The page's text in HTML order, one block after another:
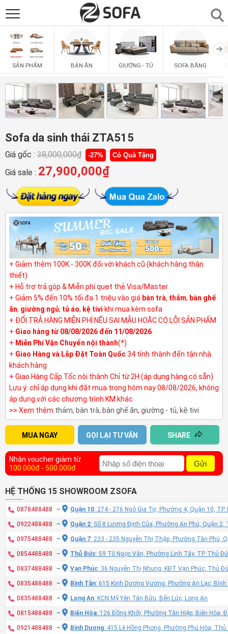
SẢN PHẨM
SOFAS
PHÒNG ĂN ▼
PHÒNG NGỦ
PHÒNG KHÁCH
LIÊN HỆ
SẢN PHẨM BÀN ĂN GIƯỜNG - TỦ SOFA BĂNG
Sofa da sinh thái ZTA515
Giá gốc : 38,000,000₫ -27% Có Quà Tặng
Giá sale : 27,900,000₫
+ Giảm thêm 100K - 300K đối với khách cũ (khách hàng thân
thiết)
+ Hỗ trợ trả góp & Miễn phí quẹt thẻ Visa/Master
+ Giảm 5% đến 10% tối đa 1 triệu vào giá bàn trà, thảm, bàn ghế
ăn, giường ngủ, tủ áo, kệ tivi khi mua kèm sofa
+ ĐỔI TRẢ HÀNG MIỄN PHÍ NẾU SAI MẪU HOẶC CÓ LỖI SẢN PHẨM
+ Giao hàng từ 08/08/2026 đến 11/08/2026
+ Miễn Phí Vận Chuyển nội thành(*)
+ Giao Hàng và Lắp Đặt Toàn Quốc34 tỉnh thành đến tận nhà
khách hàng
+ Giao Hàng Cấp Tốc nội thành Chỉ từ 2H (áp dụng hàng có sẵn)
Lưu ý: chỉ áp dụng khi đặt mua trong hôm nay 08/08/2026, không
áp dụng với các chương trình KM khác
>> Xem thêm thảm, bàn trà, bàn ghế ăn, giường - tủ, kệ tivi
MUA NGAY GỌI LẠI TƯ VẤN SHARE
Nhận voucher giảm từ
100.000đ - 500.000đ
Gửi
HỆ THỐNG 15 SHOWROOM ZSOFA
0878488488 – Quận 10: 274 - 276 Ngô Gia Tự, Phường 4, Quận 10, TP.
0922488488 – Quận 2: Số 8 Lương Định Của, Phường An Phú, Quận 2,
0975488488 – Quận 7: 233 - 235 Nguyễn Thị Thập, Phường Tân Phú,
0854488488 – Thủ Đức: 59 Tô Ngọc Vân, Phường Linh Tây, TP. Thủ
0837488488 – Vạn Phúc: 36 Nguyễn Thị Nhung, KĐT Vạn Phúc, Thủ
0835488488 – Bình Tân: 615 Kinh Dương Vương, Phường An Lạc, Bình
0835488488 – Long An: KCN Mỹ Yên Tân Bửu, Bến Lức, Long An
0815488488 – Biên Hòa: 126 Đồng Khởi, Phường Tân Hiệp, Biên Hòa,
0921488488 – Bình Dương: 415 Lê Hồng Phong, Phường Phú Hòa,